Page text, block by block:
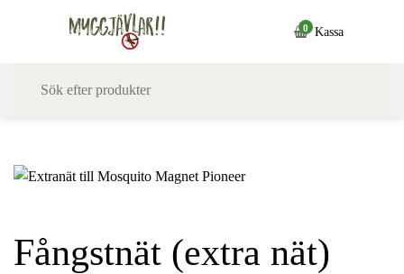
Kassa
0
Fångstnät (extra nät)